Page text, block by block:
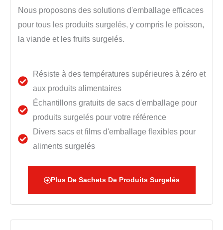
Nous proposons des solutions d'emballage efficaces
pour tous les produits surgelés, y compris le poisson,
la viande et les fruits surgelés.
Résiste à des températures supérieures à zéro et
aux produits alimentaires
Échantillons gratuits de sacs d'emballage pour
produits surgelés pour votre référence
Divers sacs et films d'emballage flexibles pour
aliments surgelés
Plus De Sachets De Produits Surgelés